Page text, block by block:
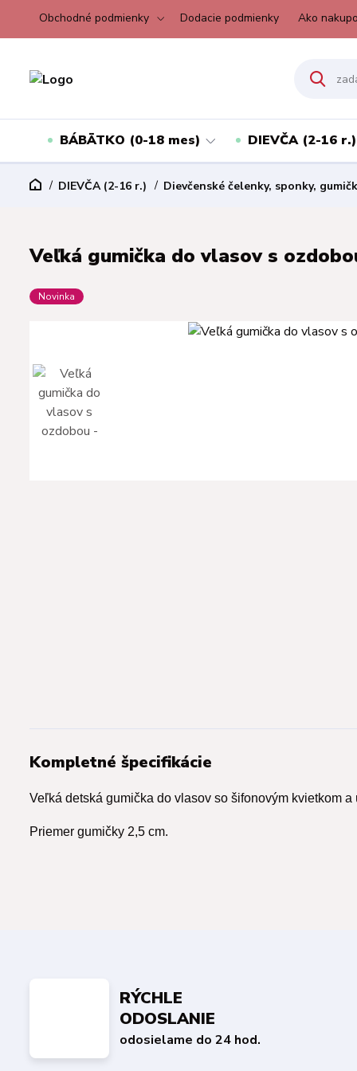
Obchodné podmienky Dodacie podmienky Ako
BÁBÄTKO (0-18 mes) DIEVČA (2-16 r.)
DIEVČA (2-16 r.) Dievčenské čelenky, sponky,
Veľká gumička do vlasov s
Novinka
Kompletné špecifikácie
Veľká detská gumička do vlasov so šifonovým kvietkom a
Priemer gumičky 2,5 cm.
RÝCHLE
ODOSLANIE
odosielame do 24 hod.